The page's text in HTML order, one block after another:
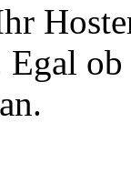
Egal